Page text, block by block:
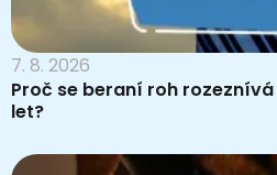
7. 8. 2026
Proč se beraní roh
let?